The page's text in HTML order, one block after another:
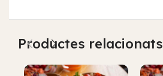
Productes relacionats